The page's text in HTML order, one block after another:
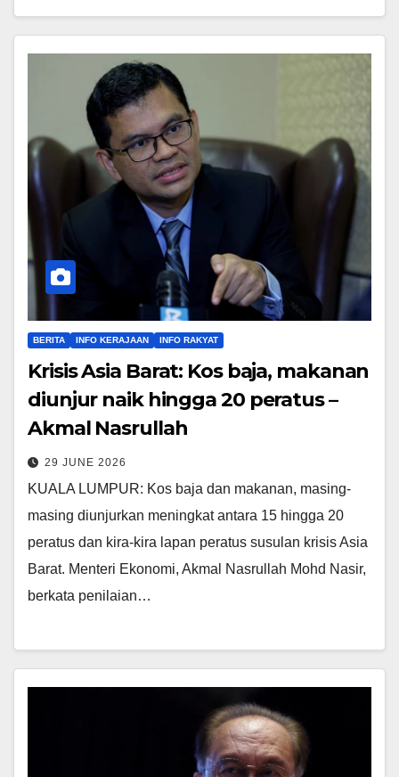
BERITA INFO KERAJAAN INFO RAKYAT
Krisis Asia Barat: Kos baja, makanan
diunjur naik hingga 20 peratus –
Akmal Nasrullah
29 JUNE 2026
KUALA LUMPUR: Kos baja dan makanan, masing-
masing diunjurkan meningkat antara 15 hingga 20
peratus dan kira-kira lapan peratus susulan krisis Asia
Barat. Menteri Ekonomi, Akmal Nasrullah Mohd Nasir,
berkata penilaian…